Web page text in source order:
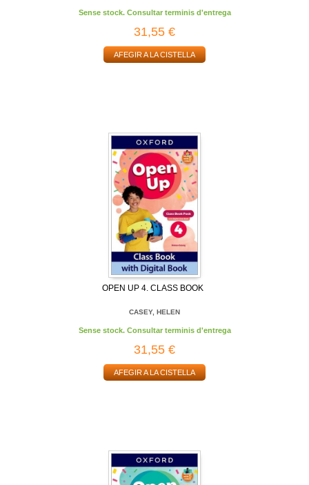
Sense stock. Consultar terminis d'entrega
31,55 €
AFEGIR A LA CISTELLA
OPEN UP 4. CLASS BOOK
CASEY, HELEN
Sense stock. Consultar terminis d'entrega
31,55 €
AFEGIR A LA CISTELLA